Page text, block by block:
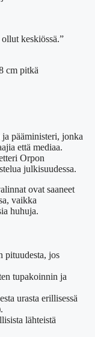
keskiössä.”
cm pitkä
pääministeri, jonka
että mediaa.
Orpon
julkisuudessa.
ovat saaneet
vaikka
huhuja.
pituudesta, jos
tupakoinnin ja
urasta erillisessä
lähteistä